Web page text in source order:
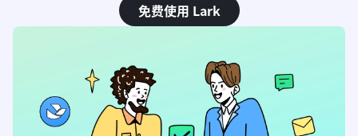
免费使用 Lark